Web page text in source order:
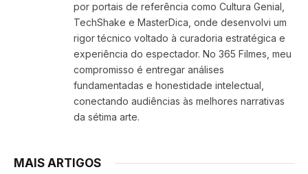
por portais de referência como Cultura Genial,
TechShake e MasterDica, onde desenvolvi um
rigor técnico voltado à curadoria estratégica e
experiência do espectador. No 365 Filmes, meu
compromisso é entregar análises
fundamentadas e honestidade intelectual,
conectando audiências às melhores narrativas
da sétima arte.
MAIS ARTIGOS